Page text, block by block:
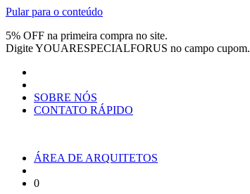
Pular para o conteúdo
5% OFF na primeira compra no site.
DigiteYOUARESPECIALFORUS no campo cupom.
SOBRE NÓS
CONTATO RÁPIDO
ÁREA DE ARQUITETOS
0